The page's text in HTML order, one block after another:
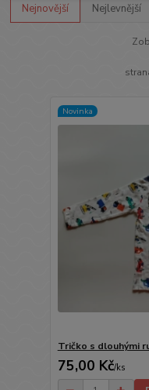
Nejnovější Nejlevnější
Novinka
Tričko s dlouhými
75,00 Kč/ks